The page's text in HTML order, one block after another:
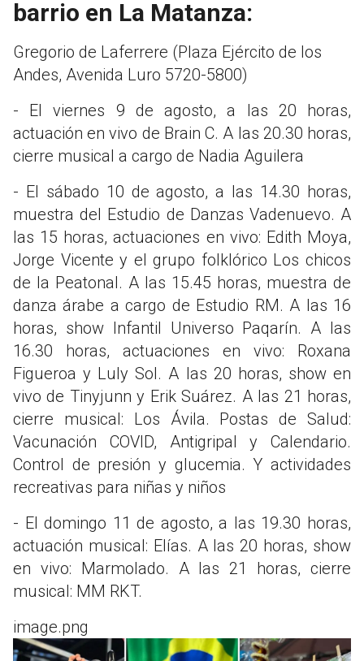
barrio en La Matanza:
Gregorio de Laferrere (Plaza Ejército de los
Andes, Avenida Luro 5720-5800)
- El viernes 9 de agosto, a las 20 horas,
actuación en vivo de Brain C. A las 20.30 horas,
cierre musical a cargo de Nadia Aguilera
- El sábado 10 de agosto, a las 14.30 horas,
muestra del Estudio de Danzas Vadenuevo. A
las 15 horas, actuaciones en vivo: Edith Moya,
Jorge Vicente y el grupo folklórico Los chicos
de la Peatonal. A las 15.45 horas, muestra de
danza árabe a cargo de Estudio RM. A las 16
horas, show Infantil Universo Paqarín. A las
16.30 horas, actuaciones en vivo: Roxana
Figueroa y Luly Sol. A las 20 horas, show en
vivo de Tinyjunn y Erik Suárez. A las 21 horas,
cierre musical: Los Ávila. Postas de Salud:
Vacunación COVID, Antigripal y Calendario.
Control de presión y glucemia. Y actividades
recreativas para niñas y niños
- El domingo 11 de agosto, a las 19.30 horas,
actuación musical: Elías. A las 20 horas, show
en vivo: Marmolado. A las 21 horas, cierre
musical: MM RKT.
image.png